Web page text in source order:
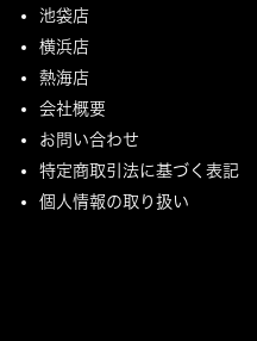
池袋店
横浜店
熱海店
会社概要
お問い合わせ
特定商取引法に基づく表記
個人情報の取り扱い